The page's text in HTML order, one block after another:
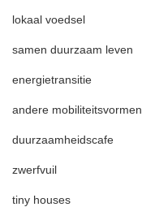
lokaal voedsel
samen duurzaam leven
energietransitie
andere mobiliteitsvormen
duurzaamheidscafe
zwerfvuil
tiny houses